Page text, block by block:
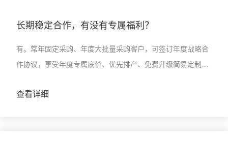
长期稳定合作，有没有专属福利？
有。常年固定采购、年度大批量采购客户，可签订年度战略合
作协议，享受年度专属底价、优先排产、免费升级简易定制、
查看详细